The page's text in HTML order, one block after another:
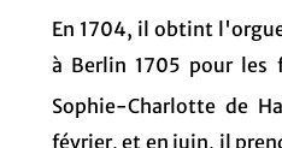
En 1704, il obtint
à Berlin 1705 pour les
Sophie-Charlotte de
février, et en juin, il